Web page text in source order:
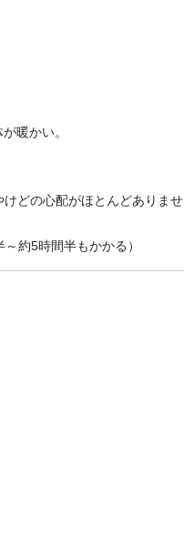
暖かい。
どの心配がほとんどありませ
約5時間半もかかる）